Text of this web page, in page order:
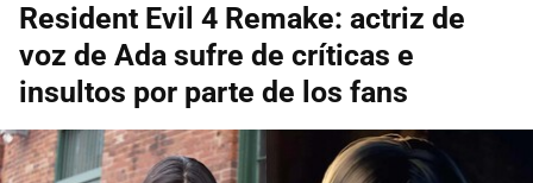
Resident Evil 4 Remake: actriz de
voz de Ada sufre de críticas e
insultos por parte de los fans